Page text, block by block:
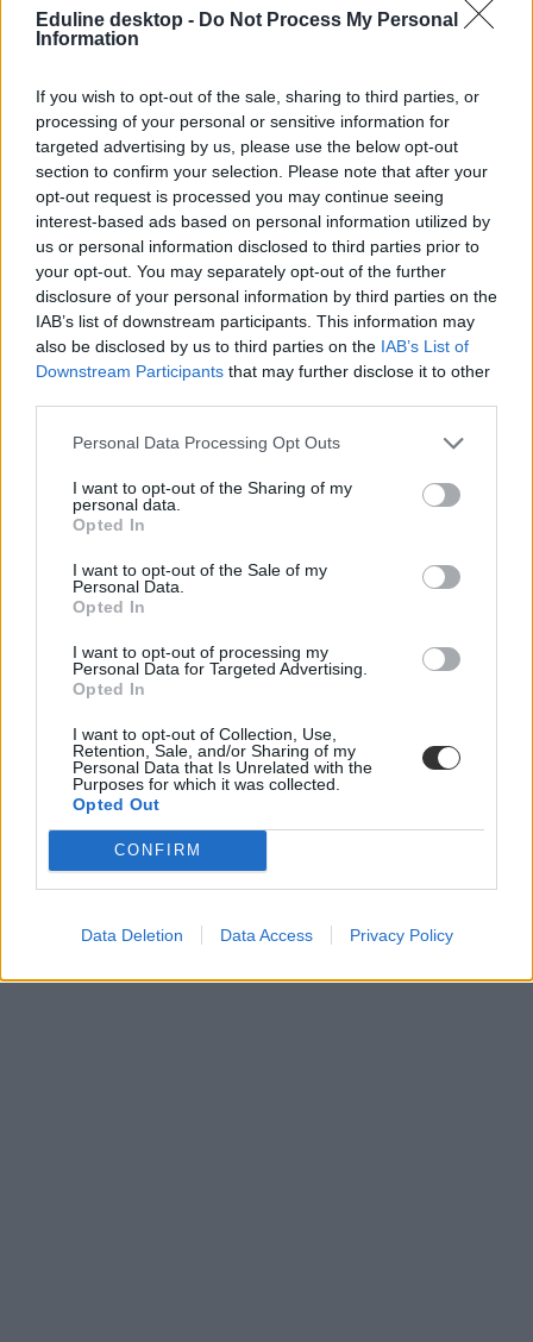
Eduline desktop - Do Not Process My Personal
Information
If you wish to opt-out of the sale, sharing to third parties, or
processing of your personal or sensitive information for
targeted advertising by us, please use the below opt-out
section to confirm your selection. Please note that after your
opt-out request is processed you may continue seeing
interest-based ads based on personal information utilized by
us or personal information disclosed to third parties prior to
your opt-out. You may separately opt-out of the further
disclosure of your personal information by third parties on the
IAB’s list of downstream participants. This information may
also be disclosed by us to third parties on the IAB’s List of
Downstream Participants that may further disclose it to other
Personal Data Processing Opt Outs
I want to opt-out of the Sharing of my
personal data.
Opted In
I want to opt-out of the Sale of my
Personal Data.
Opted In
I want to opt-out of processing my
Personal Data for Targeted Advertising.
Opted In
I want to opt-out of Collection, Use,
Retention, Sale, and/or Sharing of my
Personal Data that Is Unrelated with the
Purposes for which it was collected.
Opted Out
CONFIRM
Data Deletion Data Access Privacy Policy
Múzeumok éjszakája
programajánló